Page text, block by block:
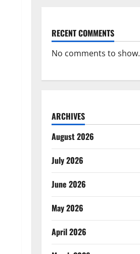
RECENT COMMENTS
No comments to show.
ARCHIVES
August 2026
July 2026
June 2026
May 2026
April 2026